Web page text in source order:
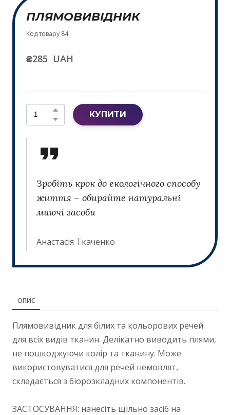
ПЛЯМОВИВІДНИК
Код товару 84
₴285  UAH
КУПИТИ
Зробіть крок до екологічного способу
життя – обирайте натуральні
миючі засоби
Анастасія Ткаченко
ОПИС
Плямовивідник для білих та кольорових речей
для всіх видів тканин. Делікатно виводить плями,
не пошкоджуючи колір та тканину. Може
використовуватися для речей немовлят,
складається з біорозкладних компонентів.
ЗАСТОСУВАННЯ: нанесіть щільно засіб на